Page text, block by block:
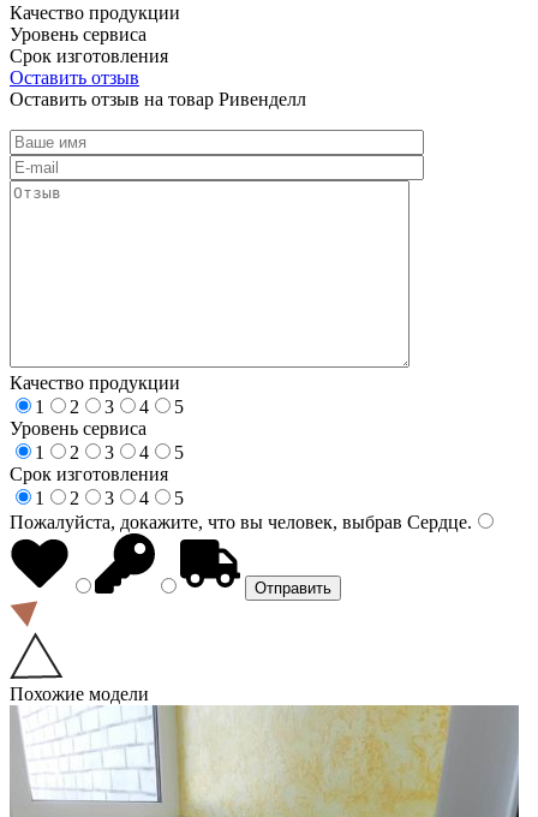
Качество продукции
Уровень сервиса
Срок изготовления
Оставить отзыв
Оставить отзыв на товар Ривенделл
Качество продукции
1
2 3 4
5
Уровень сервиса
1
2 3 4
5
Срок изготовления
1
2 3 4
5
Пожалуйста, докажите, что вы человек, выбрав Сердце.
Похожие модели